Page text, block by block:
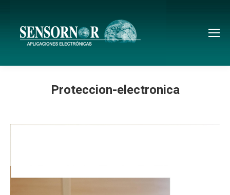
Proteccion-electronica